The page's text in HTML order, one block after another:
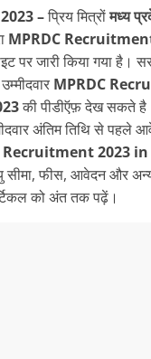
–प्रिय मित्रोंमध्य
MPRDC
पर जारी किया गया है।
MPRDC
की पीडीऍफ़ देख सकते
अंतिम तिथि से पहले
Recruitment2023
सीमा, फीस, आवेदन और
को अंत तक पढ़ें।